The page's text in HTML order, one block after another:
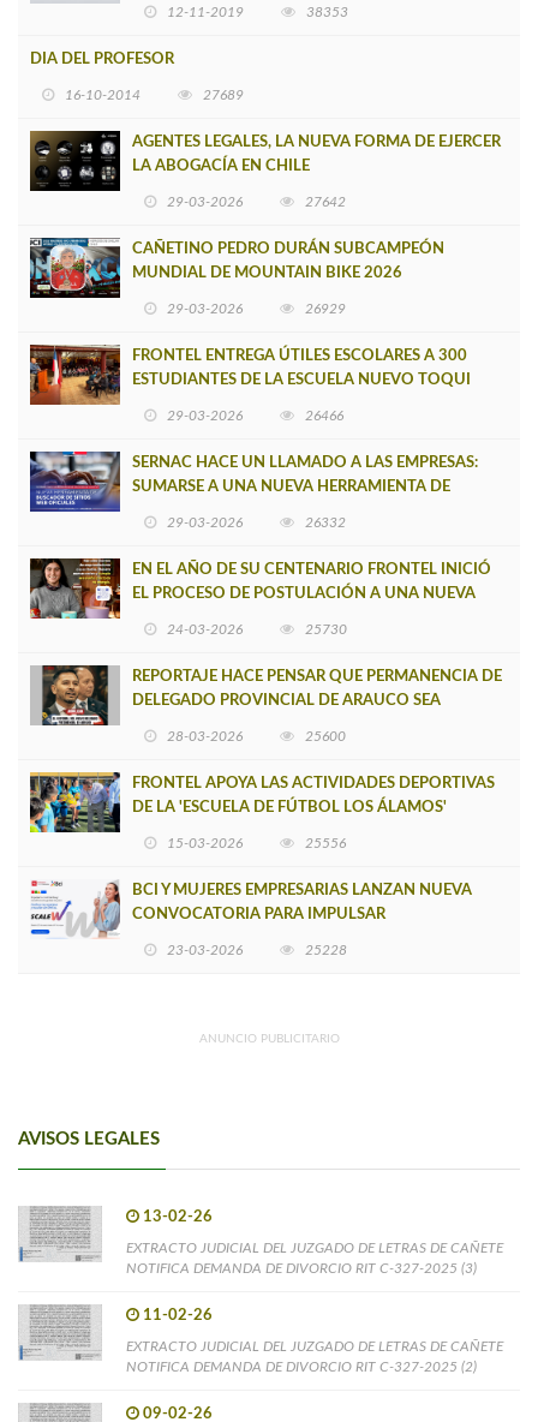
12-11-2019 38353
DIA DEL PROFESOR
16-10-2014 27689
AGENTES LEGALES, LA NUEVA FORMA DE EJERCER
LA ABOGACÍA EN CHILE
29-03-2026 27642
CAÑETINO PEDRO DURÁN SUBCAMPEÓN
MUNDIAL DE MOUNTAIN BIKE 2026
29-03-2026 26929
FRONTEL ENTREGA ÚTILES ESCOLARES A 300
ESTUDIANTES DE LA ESCUELA NUEVO TOQUI
29-03-2026 26466
SERNAC HACE UN LLAMADO A LAS EMPRESAS:
SUMARSE A UNA NUEVA HERRAMIENTA DE
29-03-2026 26332
EN EL AÑO DE SU CENTENARIO FRONTEL INICIÓ
EL PROCESO DE POSTULACIÓN A UNA NUEVA
24-03-2026 25730
REPORTAJE HACE PENSAR QUE PERMANENCIA DE
DELEGADO PROVINCIAL DE ARAUCO SEA
28-03-2026 25600
FRONTEL APOYA LAS ACTIVIDADES DEPORTIVAS
DE LA 'ESCUELA DE FÚTBOL LOS ÁLAMOS'
15-03-2026 25556
BCI Y MUJERES EMPRESARIAS LANZAN NUEVA
CONVOCATORIA PARA IMPULSAR
23-03-2026 25228
ANUNCIO PUBLICITARIO
AVISOS LEGALES
13-02-26
EXTRACTO JUDICIAL DEL JUZGADO DE LETRAS DE CAÑETE
NOTIFICA DEMANDA DE DIVORCIO RIT C-327-2025 (3)
11-02-26
EXTRACTO JUDICIAL DEL JUZGADO DE LETRAS DE CAÑETE
NOTIFICA DEMANDA DE DIVORCIO RIT C-327-2025 (2)
09-02-26